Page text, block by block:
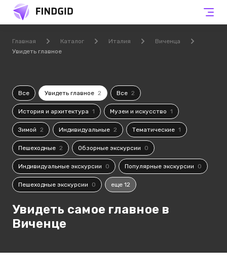
Главная Каталог Италия
Виченца
Увидеть главное
Все Увидеть главное 2 Все 2
История и архитектура 1 Музеи и искусство 1
Зимой 2 Индивидуальные 2 Тематические 1
Пешеходные 2 Обзорные экскурсии 0
Индивидуальные экскурсии 0 Популярные экскурсии 0
Пешеходные экскурсии 0 еще 12
Увидеть самое главное в
Виченце